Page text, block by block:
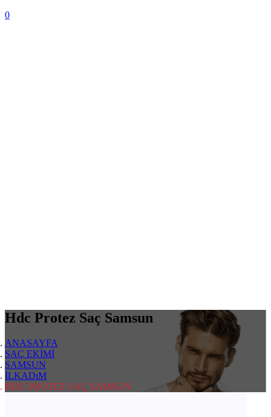
0
Hdc Protez Saç Samsun
ANASAYFA
SAÇ EKİMİ
SAMSUN
İLKADıM
HDC PROTEZ SAÇ SAMSUN